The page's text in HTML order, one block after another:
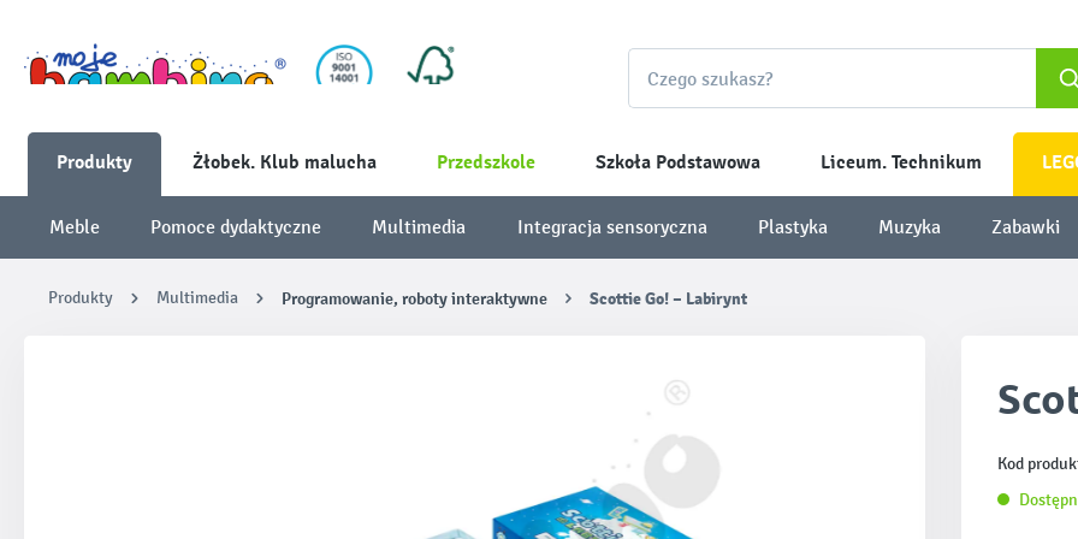
Produkty Żłobek. Klub malucha Przedszkole Szkoła Podstawowa Liceum. Technikum
Meble Pomoce dydaktyczne Multimedia Integracja sensoryczna Plastyka Muzyka Zabawki
Produkty Multimedia Programowanie, roboty interaktywne Scottie Go! – Labirynt
Kod